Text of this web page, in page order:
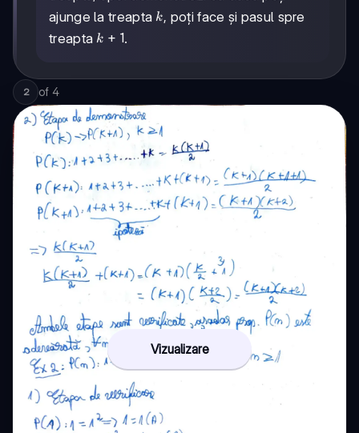
ajunge la treaptak
k, poți face și pasul spre
treaptak+1
k + 1.
2 of 4
Vizualizare